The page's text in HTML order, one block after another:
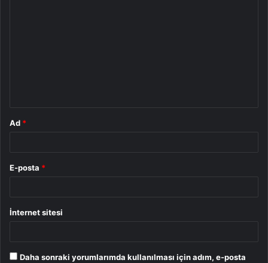
Ad *
E-posta *
İnternet sitesi
Daha sonraki yorumlarımda kullanılması için adım, e-posta